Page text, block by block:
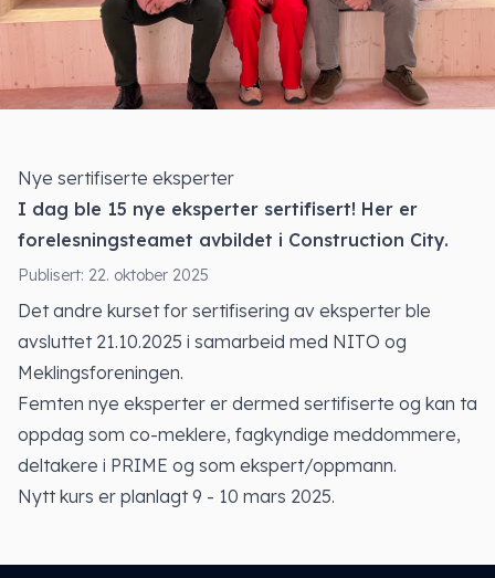
Nye sertifiserte eksperter
I dag ble 15 nye eksperter sertifisert! Her er
forelesningsteamet avbildet i Construction City.
Publisert: 22. oktober 2025
Det andre kurset for sertifisering av eksperter ble
avsluttet 21.10.2025 i samarbeid med NITO og
Meklingsforeningen.
Femten nye eksperter er dermed sertifiserte og kan ta
oppdag som co-meklere, fagkyndige meddommere,
deltakere i PRIME og som ekspert/oppmann.
Nytt kurs er planlagt 9 - 10 mars 2025.